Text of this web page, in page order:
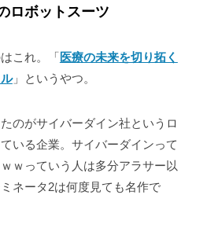
ロボットスーツ
これ。「医療の未来を切り拓く
」というやつ。
のがサイバーダイン社というロ
いる企業。サイバーダインって
ｗっていう人は多分アラサー以
ネータ2は何度見ても名作で